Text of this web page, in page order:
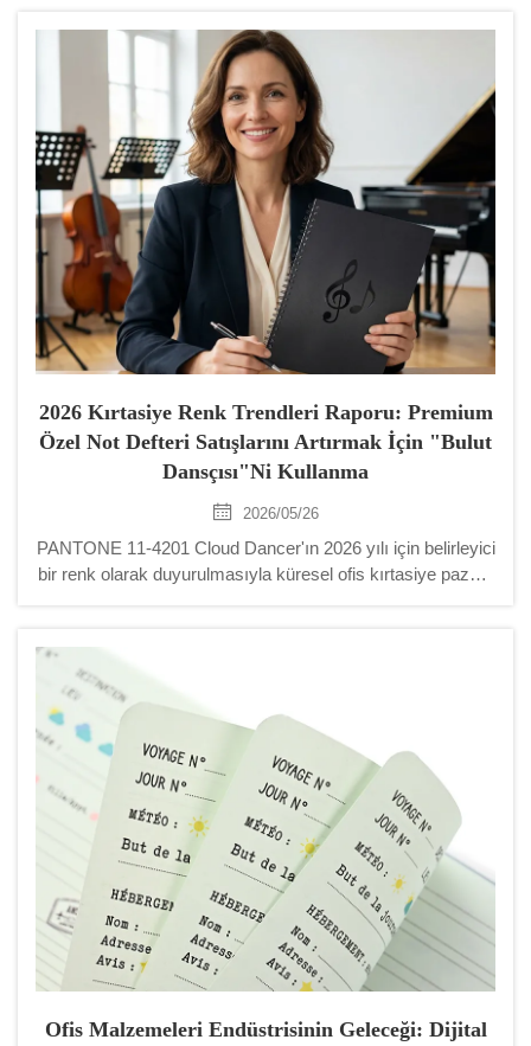
—bunlara yaygın olarak ... denir.
2026 Kırtasiye Renk Trendleri Raporu: Premium
Özel Not Defteri Satışlarını Artırmak İçin "Bulut
Dansçısı"ni Kullanma
2026/05/26
PANTONE 11-4201 Cloud Dancer'ın 2026 yılı için belirleyici
bir renk olarak duyurulmasıyla küresel ofis kırtasiye pazarı,
Ofis Malzemeleri Endüstrisinin Geleceği: Dijital